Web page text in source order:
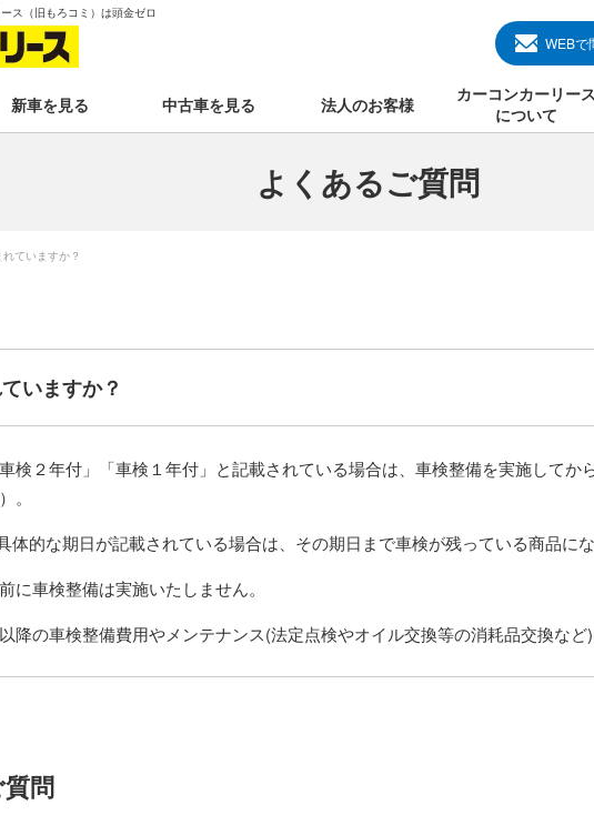
ス（旧もろコミ）は頭金ゼロ
WEBで
新車を見る
35,001～40,000円のクルマを見る
一覧から選ぶ
車（最短14日で納車）
価設定プラン
中古車を見る 法人のお客様
カーコンカーリース
について
初めての方のカー
よくあるご質問
ていますか？
いますか？
検２年付」「車検１年付」と記載されている場合は、車検整備を実施してか
。
体的な期日が記載されている場合は、その期日まで車検が残っている商品にな
に車検整備は実施いたしません。
降の車検整備費用やメンテナンス(法定点検やオイル交換等の消耗品交換など)
問